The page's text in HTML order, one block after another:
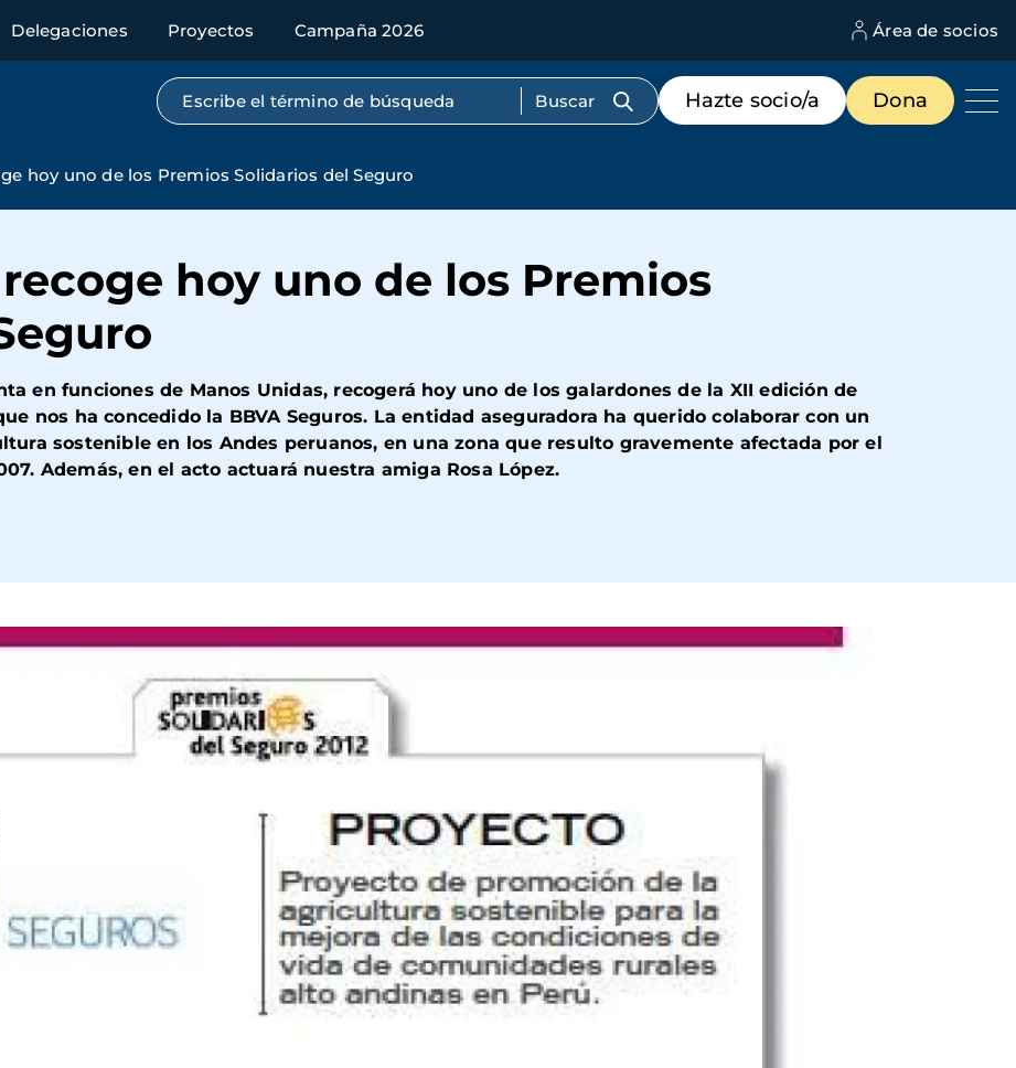
Delegaciones Proyectos Campaña 2026 Área de socios
Búsqueda por texto completo
Menú
de
destacados
Hazte socio/a Dona
hoy uno de los Premios Solidarios del Seguro
hoy uno de los Premios
en funciones de Manos Unidas, recogerá hoy uno de los galardones de la XII edición de
nos ha concedido la BBVA Seguros. La entidad aseguradora ha querido colaborar con un
sostenible en los Andes peruanos, en una zona que resulto gravemente afectada por el
Además, en el acto actuará nuestra amiga Rosa López.